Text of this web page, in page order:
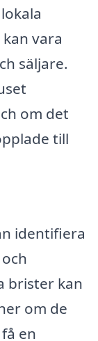
vara
säljare.
om det
till
identifiera
brister kan
om de
en